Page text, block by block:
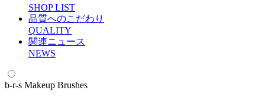
SHOP LIST
品質へのこだわり
QUALITY
関連ニュース
NEWS
b-r-s Makeup Brushes